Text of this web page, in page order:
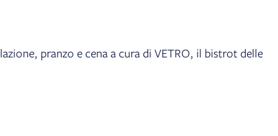
pranzo e cena a cura di VETRO, il bistrot delle